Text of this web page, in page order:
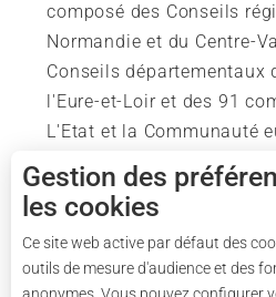
composé des Conseils
Normandie et du Centre-
Conseils départementaux
l'Eure-et-Loir et des 91
L'Etat et la Communauté
soutiennent également
Gestion des
les cookies
Ce site web active par défaut des
outils de mesure d'audience et des